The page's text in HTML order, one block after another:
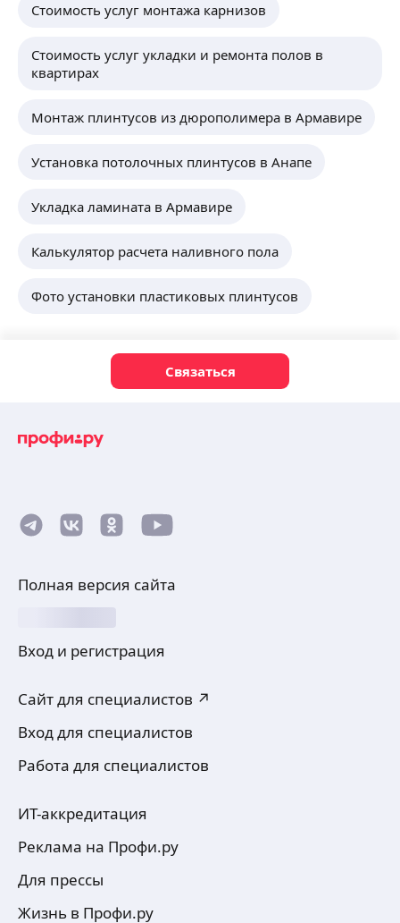
Стоимость услуг монтажа карнизов
Стоимость услуг укладки и ремонта полов в
квартирах
Монтаж плинтусов из дюрополимера в Армавире
Установка потолочных плинтусов в Анапе
Укладка ламината в Армавире
Калькулятор расчета наливного пола
Фото установки пластиковых плинтусов
Связаться
Полная версия сайта
Вход и регистрация
Сайт для специалистов ↗
Вход для специалистов
Работа для специалистов
ИТ-аккредитация
Реклама на Профи.ру
Для прессы
Жизнь в Профи.ру